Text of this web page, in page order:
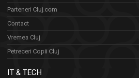
Parteneri Cluj.com
Contact
Vremea Cluj
Petreceri Copii Cluj
IT & TECH